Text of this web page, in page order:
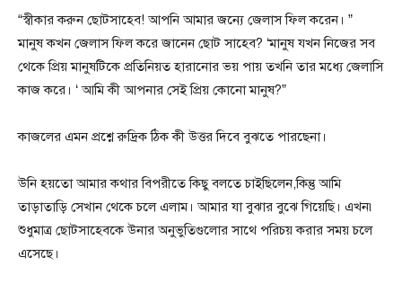
“স্বীকার করুন ছোটসাহেব! আপনি আমার জন্যে জেলাস ফিল করেন। ”
মানুষ কখন জেলাস ফিল করে জানেন ছোট সাহেব? ‘মানুষ যখন নিজের সব
থেকে প্রিয় মানুষটিকে প্রতিনিয়ত হারানোর ভয় পায় তখনি তার মধ্যে জেলাসি
কাজ করে। ‘ আমি কী আপনার সেই প্রিয় কোনো মানুষ?”
কাজলের এমন প্রশ্নে রুদ্রিক ঠিক কী উত্তর দিবে বুঝতে পারছেনা।
উনি হয়তো আমার কথার বিপরীতে কিছু বলতে চাইছিলেন,কিন্তু আমি
তাড়াতাড়ি সেখান থেকে চলে এলাম। আমার যা বুঝার বুঝে গিয়েছি। এখন৷
শুধুমাত্র ছোটসাহেবকে উনার অনুভুতিগুলোর সাথে পরিচয় করার সময় চলে
এসেছে।